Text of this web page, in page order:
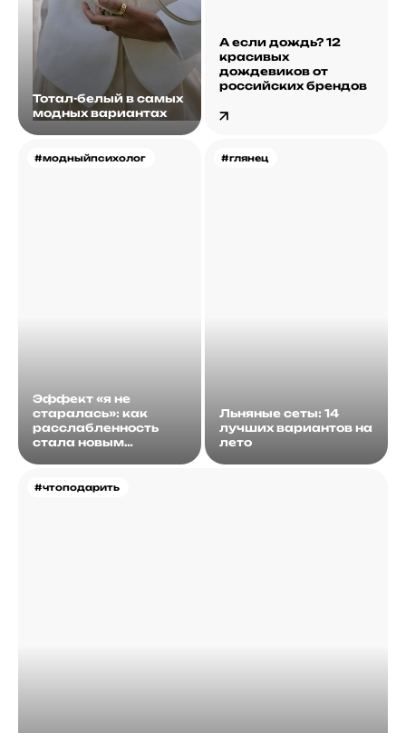
Тотал-белый в самых
модных вариантах
А если дождь? 12
красивых
дождевиков от
российских брендов
#модныйпсихолог
Эффект «я не
старалась»: как
расслабленность
стала новым
#чтоподарить
#глянец
Льняные сеты: 14
лучших вариантов на
лето